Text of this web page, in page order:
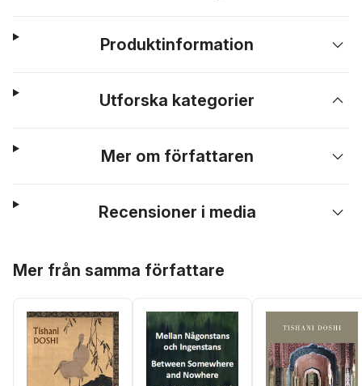
Produktinformation
Utforska kategorier
Mer om författaren
Recensioner i media
Mer från samma författare